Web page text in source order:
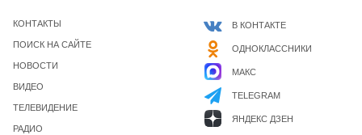
КОНТАКТЫ
ПОИСК НА САЙТЕ
НОВОСТИ
ВИДЕО
ТЕЛЕВИДЕНИЕ
РАДИО
В КОНТАКТЕ
ОДНОКЛАССНИКИ
МАКС
TELEGRAM
ЯНДЕКС ДЗЕН